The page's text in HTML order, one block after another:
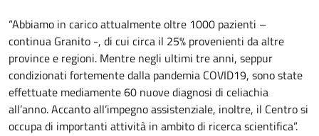
“Abbiamo in carico attualmente oltre 1000 pazienti –
continua Granito -, di cui circa il 25% provenienti da altre
province e regioni. Mentre negli ultimi tre anni, seppur
condizionati fortemente dalla pandemia COVID19, sono state
effettuate mediamente 60 nuove diagnosi di celiachia
all’anno. Accanto all’impegno assistenziale, inoltre, il Centro si
occupa di importanti attività in ambito di ricerca scientifica”.